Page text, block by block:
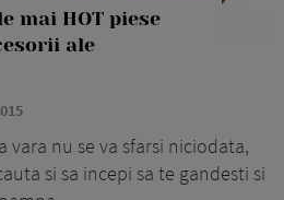
mai HOT piese
ale
vara nu se va sfarsi niciodata,
si sa incepi sa te gandesti si